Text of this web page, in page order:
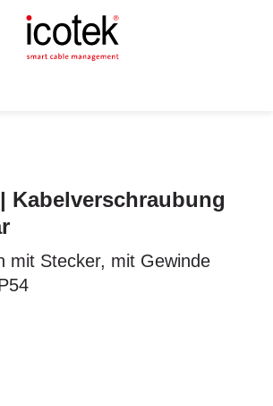
Kabelverschraubung
mit Stecker, mit Gewinde